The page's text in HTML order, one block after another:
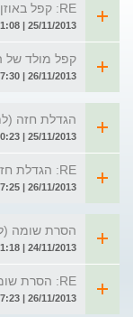
RE: קפל באוזן לתינוק
25/11/2013 | 11:08 | מאת: ענת
קפל מולד של
26/11/2013 | 07:30 | מאת: בוקר טוב
הגדלת חזה
25/11/2013 | 10:23 | מאת: מתעניינת
RE: הגדלת חזה
26/11/2013 | 07:25 | מאת: ד"ר יעקב זילר
הסרת שומה
24/11/2013 | 11:18 | מאת: שרה
RE: הסרת שומה
26/11/2013 | 07:23 | מאת: ד"ר יעקב זילר